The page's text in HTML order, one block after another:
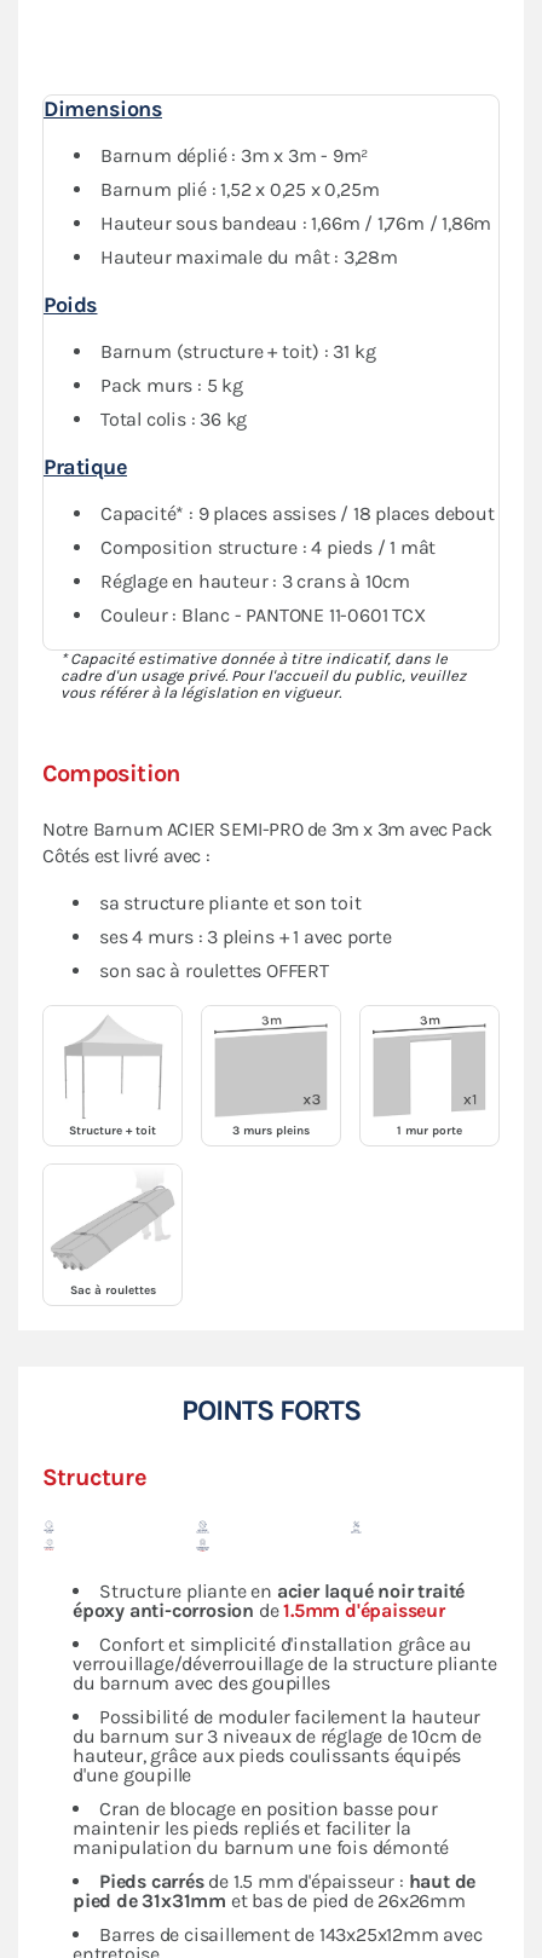
Composition
Notre Barnum ACIER SEMI-PRO de 3m x 3m avec Pack
Côtés est livré avec :
sa structure pliante et son toit
ses 4 murs : 3 pleins + 1 avec porte
son sac à roulettes OFFERT
Structure + toit 3 murs pleins 1 mur porte
Sac à roulettes
Dimensions
Barnum déplié : 3m x 3m - 9m²
Barnum plié : 1,52 x 0,25 x 0,25m
Hauteur sous bandeau : 1,66m / 1,76m / 1,86m
Hauteur maximale du mât : 3,28m
Poids
Barnum (structure + toit) : 31 kg
Pack murs : 5 kg
Total colis : 36 kg
Pratique
Capacité* : 9 places assises / 18 places debout
Composition structure : 4 pieds / 1 mât
Réglage en hauteur : 3 crans à 10cm
Couleur : Blanc - PANTONE 11-0601 TCX
* Capacité estimative donnée à titre indicatif, dans le
cadre d'un usage privé. Pour l'accueil du public, veuillez
vous référer à la législation en vigueur.
POINTS FORTS
Structure
Structure pliante en acier laqué noir traité
époxy anti-corrosion de1.5mm d'épaisseur
Confort et simplicité d'installation grâce au
verrouillage/déverrouillage de la structure pliante
du barnum avec des goupilles
Possibilité de moduler facilement la hauteur
du barnum sur 3 niveaux de réglage de 10cm de
hauteur, grâce aux pieds coulissants équipés
d'une goupille
Cran de blocage en position basse pour
maintenir les pieds repliés et faciliter la
manipulation du barnum une fois démonté
Pieds carrésde 1.5 mm d'épaisseur : haut de
pied de 31x31mm et bas de pied de 26x26mm
Barres de cisaillement de 143x25x12mm avec